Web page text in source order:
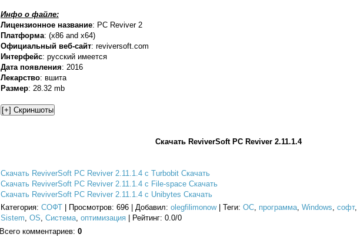
Инфо о файле:
Лицензионное название: PC Reviver 2
Платформа: (x86 and x64)
Официальный веб-сайт: reviversoft.com
Интерфейс: русский имеется
Дата появления: 2016
Лекарство: вшита
Размер: 28.32 mb
Скачать ReviverSoft PC Reviver 2.11.1.4
Скачать ReviverSoft PC Reviver 2.11.1.4 с Turbobit Скачать
Скачать ReviverSoft PC Reviver 2.11.1.4 с File-space Скачать
Скачать ReviverSoft PC Reviver 2.11.1.4 с Unibytes Скачать
Категория: СОФТ| Просмотров: 696 | Добавил: olegfilimonow| Теги: ОС, программа, Windows, софт,
Sistem, OS, Система, оптимизация| Рейтинг: 0.0/0
Всего комментариев: 0